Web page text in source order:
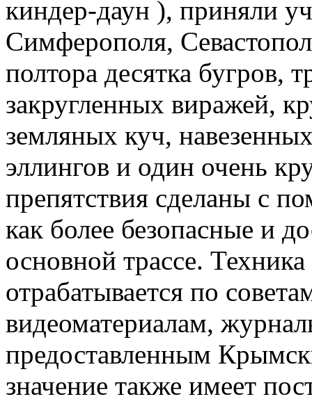
киндер-даун ), приняли
Симферополя,
полтора десятка бугров,
закругленных виражей,
земляных куч,
эллингов и один очень
препятствия сделаны с
как более безопасные и
основной трассе.
отрабатывается по
видеоматериалам,
предоставленным
значение также имеет